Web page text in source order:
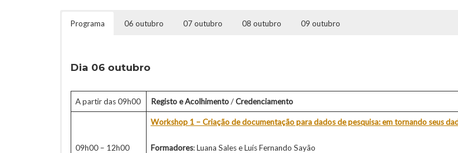
Programa 06 outubro 07 outubro 08 outubro 09 outubro
Dia 06 outubro
A partir das 09h00 Registo e Acolhimento/Credenciamento
09h00 – 12h00
Workshop 1 – Criação de documentação para dados de pesquisa: em tornando seus
Formadores: Luana Sales e Luís Fernando Sayão